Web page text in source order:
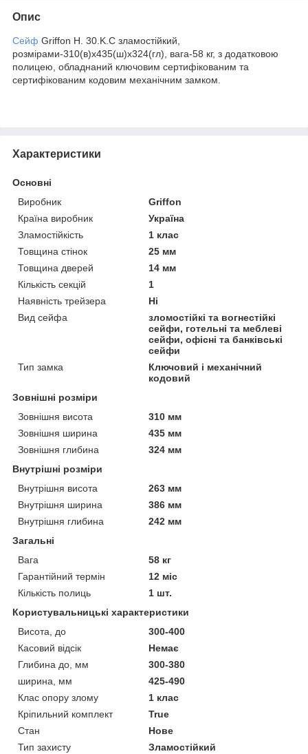
Опис
Сейф Griffon H. 30.K.C зламостійкий,
розмірами-310(в)х435(ш)х324(гл), вага-58 кг, з додатковою
полицею, обладнаний ключовим сертифікованим та
сертифікованим кодовим механічним замком.
Характеристики
Основні
Виробник
Griffon
Країна виробник
Україна
Зламостійкість
1 клас
Товщина стінок
25 мм
Товщина дверей
14 мм
Кількість секцій
1
Наявність трейзера
Ні
Вид сейфа
зломостійкі та вогнестійкі
сейфи, готельні та меблеві
сейфи, офісні та банківські
сейфи
Тип замка
Ключовий і механічний
кодовий
Зовнішні розміри
Зовнішня висота
310 мм
Зовнішня ширина
435 мм
Зовнішня глибина
324 мм
Внутрішні розміри
Внутрішня висота
263 мм
Внутрішня ширина
386 мм
Внутрішня глибина
242 мм
Загальні
Вага
58 кг
Гарантійний термін
12 міс
Кількість полиць
1 шт.
Користувальницькі характеристики
Висота, до
300-400
Касовий відсік
Немає
Глибина до, мм
300-380
ширина, мм
425-490
Клас опору злому
1 клас
Кріпильний комплект
True
Стан
Нове
Тип захисту
Зламостійкий